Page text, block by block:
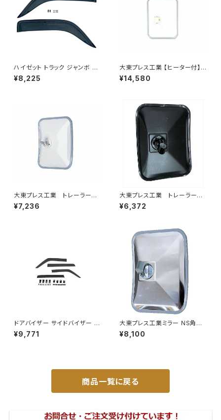
ハイゼット トラック ジャンボ S5
00P S510P S500 S510 系 ワ
イド ドアバイザー止め具付ピク
¥8,225
大東プレス工業 【ヒーター付】
サイドミラー/バックミラー トレ
¥14,580
大東プレス工業 トレーラーミ
ラー UD L013 NS角型
左 DI-58
¥7,236
大東プレス工業 トレーラーミ
ラー 黒 UD L013 NS
角型 左 DI-58B
¥6,372
ドアバイザー サイドバイザー タ
ンク 900系 ルーミー 900系 M
900A M910A サイドドア 金具
¥9,771
大東プレス工業ミラー NS角型
トレーラーﾐﾗｰ (SUS) L013 DI
-58SUS
¥8,100
商品一覧に戻る